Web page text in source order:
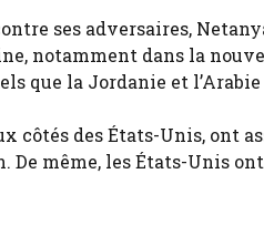
ses adversaires,
notamment dans la
que la Jordanie et
côtés des États-Unis, ont
De même, les États-Unis